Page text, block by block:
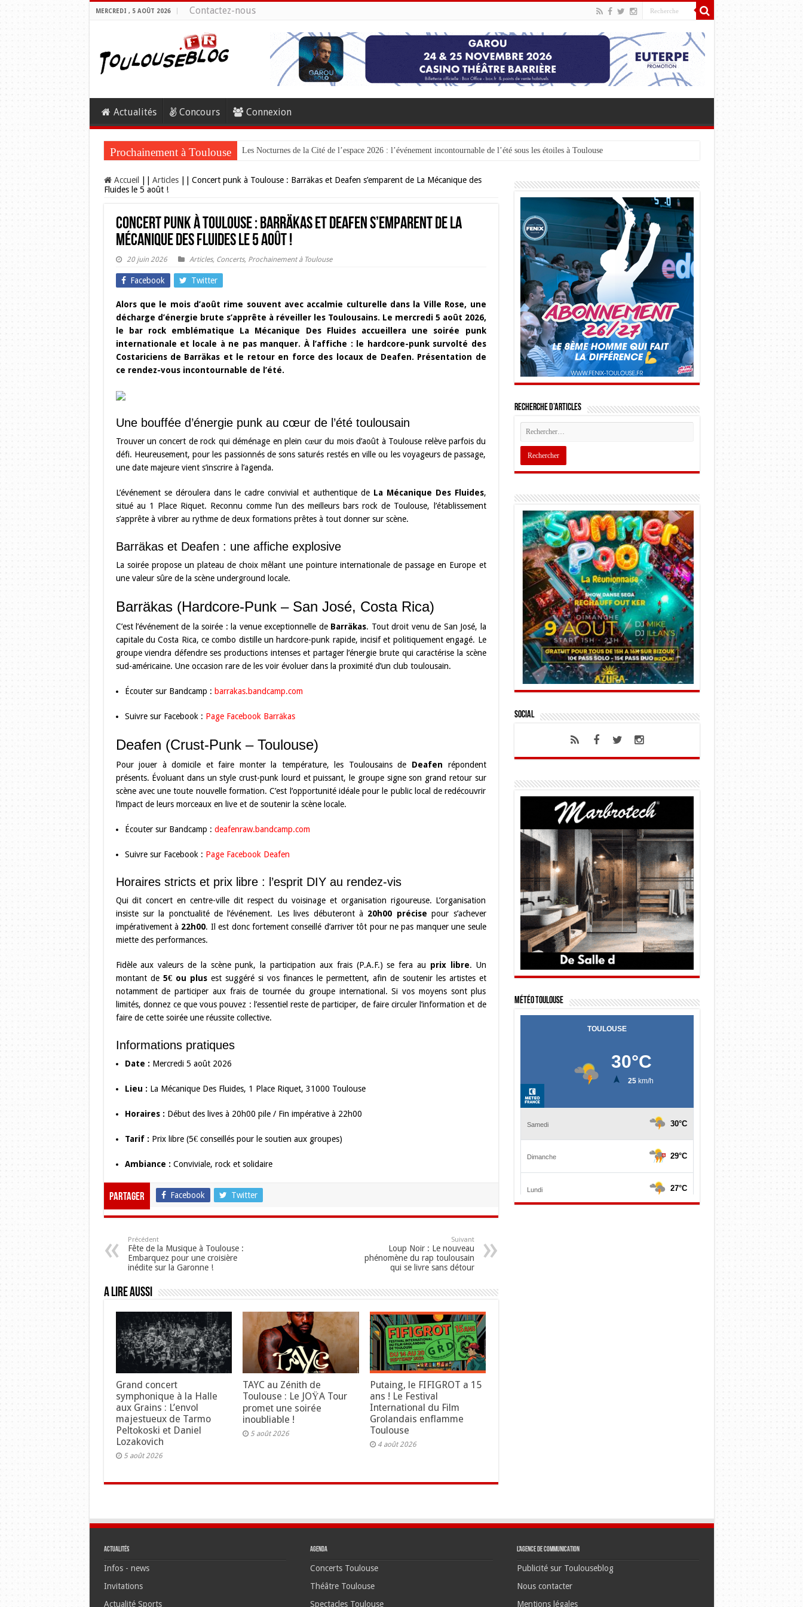
MERCREDI , 5 AOÛT 2026 Contactez-nous
Actualités Concours Connexion
Prochainement à Toulouse Les Nocturnes de la Cité de l’espace 2026 : l’événement incontournable de l’été sous les étoiles à Toulouse
Accueil Articles
Concert punk à Toulouse : Barräkas et Deafen s’emparent de La Mécanique des
Fluides le 5 août !
Concert punk à Toulouse : Barräkas et Deafen s’emparent de La
Mécanique des Fluides le 5 août !
20 juin 2026 Articles, Concerts, Prochainement à Toulouse
Facebook Twitter
Alors que le mois d’août rime souvent avec accalmie culturelle dans la Ville Rose, une
décharge d’énergie brute s’apprête à réveiller les Toulousains. Le mercredi 5 août 2026,
le bar rock emblématique La Mécanique Des Fluides accueillera une soirée punk
internationale et locale à ne pas manquer. À l’affiche : le hardcore-punk survolté des
Costariciens de Barräkas et le retour en force des locaux de Deafen. Présentation de
ce rendez-vous incontournable de l’été.
Une bouffée d’énergie punk au cœur de l’été toulousain
Trouver un concert de rock qui déménage en plein cœur du mois d’août à Toulouse relève parfois du
défi. Heureusement, pour les passionnés de sons saturés restés en ville ou les voyageurs de passage,
une date majeure vient s’inscrire à l’agenda.
L’événement se déroulera dans le cadre convivial et authentique de La Mécanique Des Fluides,
situé au 1 Place Riquet. Reconnu comme l’un des meilleurs bars rock de Toulouse, l’établissement
s’apprête à vibrer au rythme de deux formations prêtes à tout donner sur scène.
Barräkas et Deafen : une affiche explosive
La soirée propose un plateau de choix mêlant une pointure internationale de passage en Europe et
une valeur sûre de la scène underground locale.
Barräkas (Hardcore-Punk – San José, Costa Rica)
C’est l’événement de la soirée : la venue exceptionnelle de Barräkas. Tout droit venu de San José, la
capitale du Costa Rica, ce combo distille un hardcore-punk rapide, incisif et politiquement engagé. Le
groupe viendra défendre ses productions intenses et partager l’énergie brute qui caractérise la scène
sud-américaine. Une occasion rare de les voir évoluer dans la proximité d’un club toulousain.
Écouter sur Bandcamp : barrakas.bandcamp.com
Suivre sur Facebook : Page Facebook Barräkas
Deafen (Crust-Punk – Toulouse)
Pour jouer à domicile et faire monter la température, les Toulousains de Deafen répondent
présents. Évoluant dans un style crust-punk lourd et puissant, le groupe signe son grand retour sur
scène avec une toute nouvelle formation. C’est l’opportunité idéale pour le public local de redécouvrir
l’impact de leurs morceaux en live et de soutenir la scène locale.
Écouter sur Bandcamp : deafenraw.bandcamp.com
Suivre sur Facebook : Page Facebook Deafen
Horaires stricts et prix libre : l’esprit DIY au rendez-vis
Qui dit concert en centre-ville dit respect du voisinage et organisation rigoureuse. L’organisation
insiste sur la ponctualité de l’événement. Les lives débuteront à 20h00 précise pour s’achever
impérativement à 22h00. Il est donc fortement conseillé d’arriver tôt pour ne pas manquer une seule
miette des performances.
Fidèle aux valeurs de la scène punk, la participation aux frais (P.A.F.) se fera au prix libre. Un
montant de 5€ ou plusest suggéré si vos finances le permettent, afin de soutenir les artistes et
notamment de participer aux frais de tournée du groupe international. Si vos moyens sont plus
limités, donnez ce que vous pouvez : l’essentiel reste de participer, de faire circuler l’information et de
faire de cette soirée une réussite collective.
Informations pratiques
Date : Mercredi 5 août 2026
Lieu : La Mécanique Des Fluides, 1 Place Riquet, 31000 Toulouse
Horaires : Début des lives à 20h00 pile / Fin impérative à 22h00
Tarif : Prix libre (5€ conseillés pour le soutien aux groupes)
Ambiance : Conviviale, rock et solidaire
Partager Facebook Twitter
Précédent
Fête de la Musique à Toulouse :
Embarquez pour une croisière
inédite sur la Garonne !
Suivant
Loup Noir : Le nouveau
phénomène du rap toulousain
qui se livre sans détour
A lire aussi
Grand concert
symphonique à la Halle
aux Grains : L’envol
majestueux de Tarmo
Peltokoski et Daniel
Lozakovich
5 août 2026
TAYC au Zénith de
Toulouse : Le JOŸA Tour
promet une soirée
inoubliable !
5 août 2026
Putaing, le FIFIGROT a 15
ans ! Le Festival
International du Film
Grolandais enflamme
Toulouse
4 août 2026
Recherche d’articles
Social
Météo Toulouse
Actualités
Infos - news
Invitations
Actualité Sports
Agenda
Concerts Toulouse
Théâtre Toulouse
Spectacles Toulouse
L’agence de communication
Publicité sur Toulouseblog
Nous contacter
Mentions légales